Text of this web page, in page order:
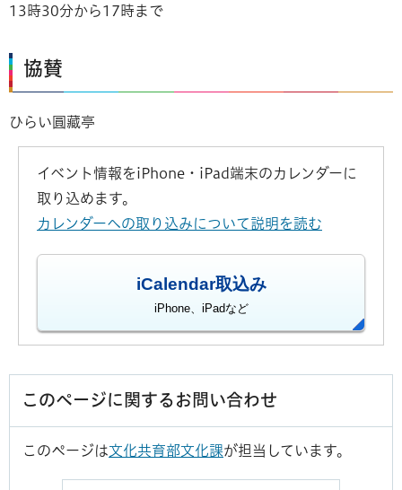
13時30分から17時まで
協賛
ひらい圓藏亭
イベント情報をiPhone・iPad端末のカレンダーに
取り込めます。
カレンダーへの取り込みについて説明を読む
iCalendar取込み
iPhone、iPadなど
このページに関するお問い合わせ
このページは文化共育部文化課が担当しています。